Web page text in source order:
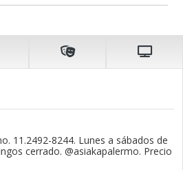
11.2492-8244. Lunes a sábados de
cerrado. @asiakapalermo. Precio